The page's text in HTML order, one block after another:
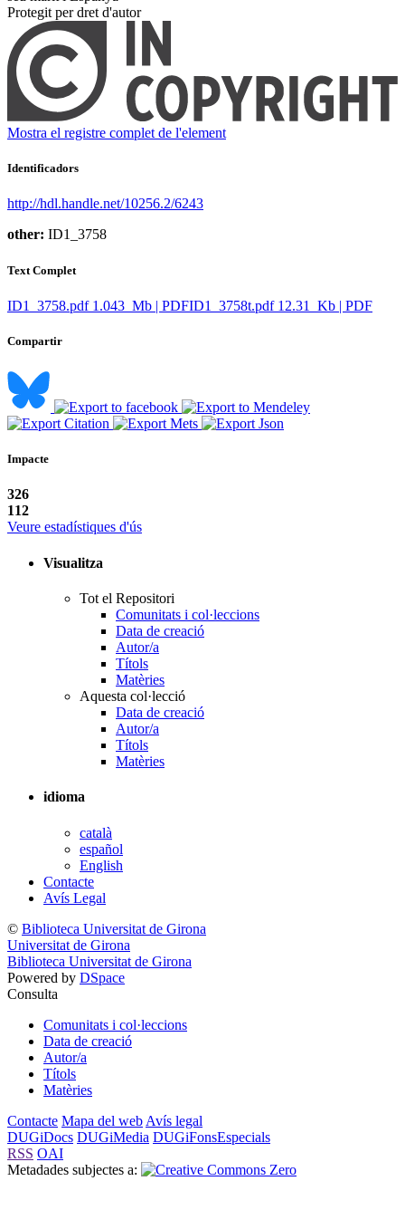
Protegit per dret d'autor
Mostra el registre complet de l'element
Identificadors
http://hdl.handle.net/10256.2/6243
other: ID1_3758
Text Complet
ID1_3758.pdf 1.043 Mb | PDFID1_3758t.pdf 12.31 Kb | PDF
Compartir
Impacte
326
112
Veure estadístiques d'ús
Visualitza
Tot el Repositori
Comunitats i col·leccions
Data de creació
Autor/a
Títols
Matèries
Aquesta col·lecció
Data de creació
Autor/a
Títols
Matèries
idioma
català
español
English
Contacte
Avís Legal
© Biblioteca Universitat de Girona
Universitat de Girona
Biblioteca Universitat de Girona
Powered by DSpace
Consulta
Comunitats i col·leccions
Data de creació
Autor/a
Títols
Matèries
Contacte Mapa del web Avís legal
DUGiDocs DUGiMedia DUGiFonsEspecials
RSS OAI
Metadades subjectes a: